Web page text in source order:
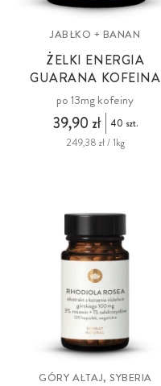
JABŁKO + BANAN
ŻELKI ENERGIA
GUARANA KOFEINA
po 13mg kofeiny
39,90 zł
40 szt.
249,38 zł / 1kg
GÓRY AŁTAJ, SYBERIA